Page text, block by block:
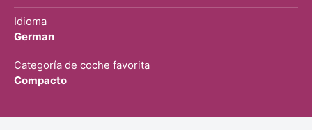
Idioma
German
Categoría de coche favorita
Compacto